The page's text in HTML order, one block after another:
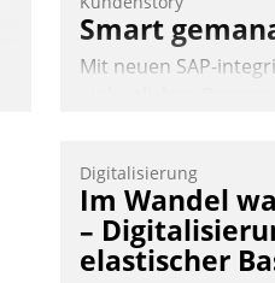
Smart
Mit neuen SAP-
Kapitalanlage für
Herausforderungen
Digitalisierung
Im Wandel
–
elastischer